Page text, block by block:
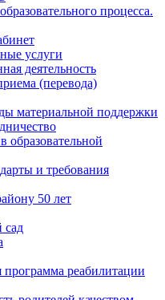
процесса.
услуги
деятельность
(перевода)
материальной поддержки
образовательной
и требования
50 лет
сад
реабилитации